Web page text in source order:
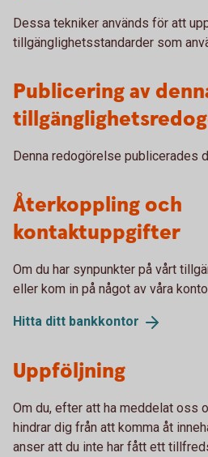
Dessa tekniker används för att
tillgänglighetsstandarder som
Publicering av
Denna redogörelse publicerades
Återkoppling och
kontaktuppgifter
Om du har synpunkter på vårt
eller kom in på något av våra
Hitta ditt bankkontor
Uppföljning
Om du, efter att ha meddelat oss
hindrar dig från att komma åt
anser att du inte har fått ett